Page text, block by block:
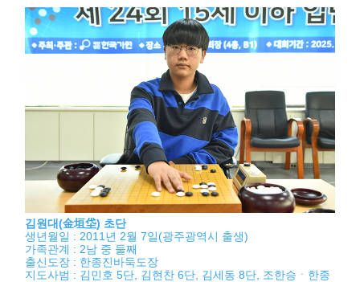
김원대(金垣垈) 초단
생년월일 : 2011년 2월 7일(광주광역시 출생)
가족관계 : 2남 중 둘째
출신도장 : 한종진바둑도장
지도사범 : 김민호 5단, 김현찬 6단, 김세동 8단, 조한승ㆍ한종